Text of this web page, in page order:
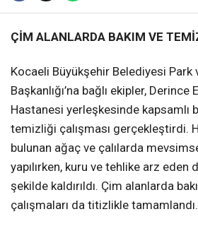
ÇİM ALANLARDA BAKIM VE
Kocaeli Büyükşehir Belediyesi Park
Başkanlığı’na bağlı ekipler,
Hastanesi yerleşkesinde kapsamlı
temizliği çalışması gerçekleştirdi.
bulunan ağaç ve çalılarda
yapılırken, kuru ve tehlike arz eden
şekilde kaldırıldı. Çim alanlarda
çalışmaları da titizlikle tamamlandı.